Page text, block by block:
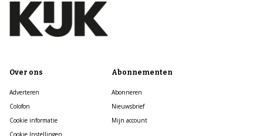
Over ons
Adverteren
Colofon
Cookie informatie
Abonnementen
Abonneren
Nieuwsbrief
Mijn account